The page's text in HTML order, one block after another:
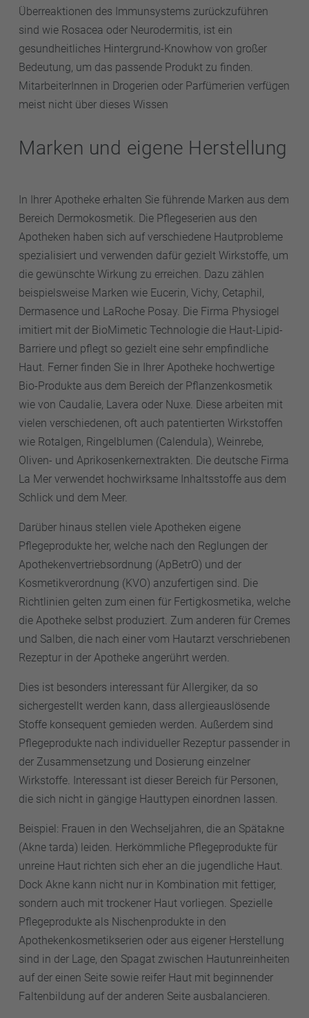
Überreaktionen des Immunsystems zurückzuführen
sind wie Rosacea oder Neurodermitis, ist ein
gesundheitliches Hintergrund-Knowhow von großer
Bedeutung, um das passende Produkt zu finden.
MitarbeiterInnen in Drogerien oder Parfümerien verfügen
meist nicht über dieses Wissen
Marken und eigene Herstellung
In Ihrer Apotheke erhalten Sie führende Marken aus dem
Bereich Dermokosmetik. Die Pflegeserien aus den
Apotheken haben sich auf verschiedene Hautprobleme
spezialisiert und verwenden dafür gezielt Wirkstoffe, um
die gewünschte Wirkung zu erreichen. Dazu zählen
beispielsweise Marken wie Eucerin, Vichy, Cetaphil,
Dermasence und LaRoche Posay. Die Firma Physiogel
imitiert mit der BioMimetic Technologie die Haut-Lipid-
Barriere und pflegt so gezielt eine sehr empfindliche
Haut. Ferner finden Sie in Ihrer Apotheke hochwertige
Bio-Produkte aus dem Bereich der Pflanzenkosmetik
wie von Caudalie, Lavera oder Nuxe. Diese arbeiten mit
vielen verschiedenen, oft auch patentierten Wirkstoffen
wie Rotalgen, Ringelblumen (Calendula), Weinrebe,
Oliven- und Aprikosenkernextrakten. Die deutsche Firma
La Mer verwendet hochwirksame Inhaltsstoffe aus dem
Schlick und dem Meer.
Darüber hinaus stellen viele Apotheken eigene
Pflegeprodukte her, welche nach den Reglungen der
Apothekenvertriebsordnung (ApBetrO) und der
Kosmetikverordnung (KVO) anzufertigen sind. Die
Richtlinien gelten zum einen für Fertigkosmetika, welche
die Apotheke selbst produziert. Zum anderen für Cremes
und Salben, die nach einer vom Hautarzt verschriebenen
Rezeptur in der Apotheke angerührt werden.
Dies ist besonders interessant für Allergiker, da so
sichergestellt werden kann, dass allergieauslösende
Stoffe konsequent gemieden werden. Außerdem sind
Pflegeprodukte nach individueller Rezeptur passender in
der Zusammensetzung und Dosierung einzelner
Wirkstoffe. Interessant ist dieser Bereich für Personen,
die sich nicht in gängige Hauttypen einordnen lassen.
Beispiel: Frauen in den Wechseljahren, die an Spätakne
(Akne tarda) leiden. Herkömmliche Pflegeprodukte für
unreine Haut richten sich eher an die jugendliche Haut.
Dock Akne kann nicht nur in Kombination mit fettiger,
sondern auch mit trockener Haut vorliegen. Spezielle
Pflegeprodukte als Nischenprodukte in den
Apothekenkosmetikserien oder aus eigener Herstellung
sind in der Lage, den Spagat zwischen Hautunreinheiten
auf der einen Seite sowie reifer Haut mit beginnender
Faltenbildung auf der anderen Seite ausbalancieren.